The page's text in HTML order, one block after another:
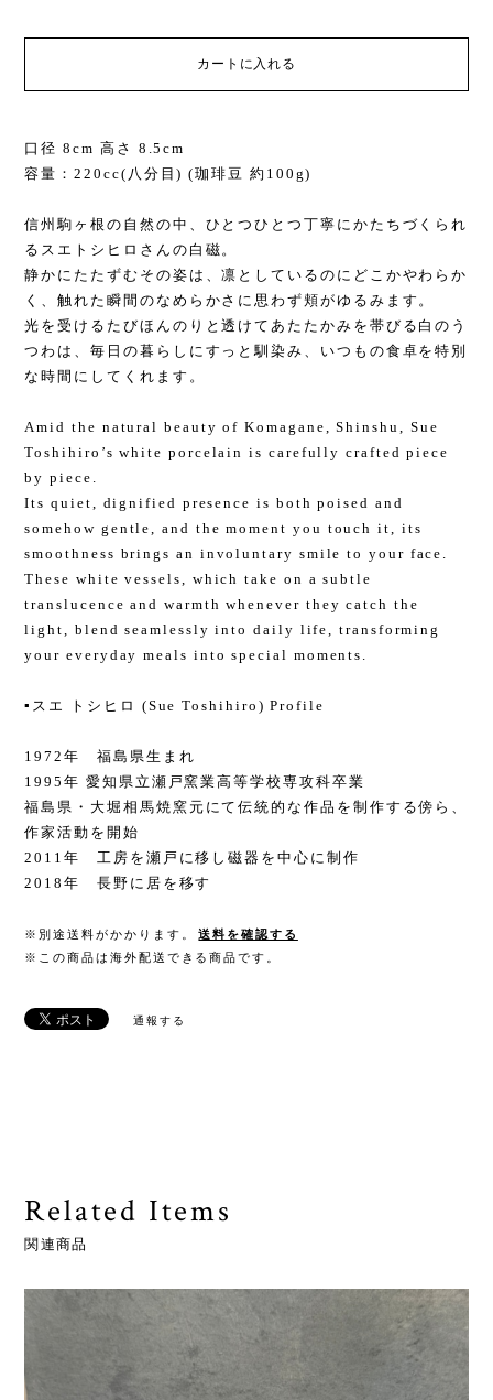
カートに入れる
口径 8cm 高さ 8.5cm
容量：220cc(八分目) (珈琲豆 約100g)
信州駒ヶ根の自然の中、ひとつひとつ丁寧にかたちづくられ
るスエトシヒロさんの白磁。
静かにたたずむその姿は、凛としているのにどこかやわらか
く、触れた瞬間のなめらかさに思わず頬がゆるみます。
光を受けるたびほんのりと透けてあたたかみを帯びる白のう
つわは、毎日の暮らしにすっと馴染み、いつもの食卓を特別
な時間にしてくれます。
Amid the natural beauty of Komagane, Shinshu, Sue
Toshihiro’s white porcelain is carefully crafted piece
by piece.
Its quiet, dignified presence is both poised and
somehow gentle, and the moment you touch it, its
smoothness brings an involuntary smile to your face.
These white vessels, which take on a subtle
translucence and warmth whenever they catch the
light, blend seamlessly into daily life, transforming
your everyday meals into special moments.
▪️スエ トシヒロ (Sue Toshihiro) Profile
1972年 福島県生まれ
1995年 愛知県立瀬戸窯業高等学校専攻科卒業
福島県・大堀相馬焼窯元にて伝統的な作品を制作する傍ら、
作家活動を開始
2011年 工房を瀬戸に移し磁器を中心に制作
2018年 長野に居を移す
※別途送料がかかります。
送料を確認する
※この商品は海外配送できる商品です。
通報する
Related Items
関連商品